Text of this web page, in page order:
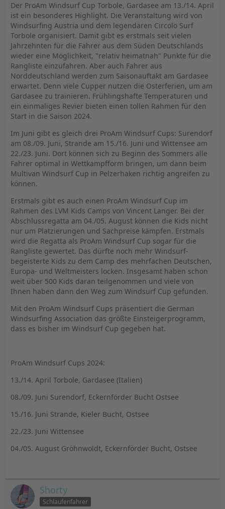
Der ProAm Windsurf Cup Torbole, Gardasee am 13./14. April
ist ein besonderes Highlight. Die Veranstaltung wird von
Windsurfing Austria und dem legendären Circolo Surf
Torbole organisiert. Damit gibt es erstmals seit vielen
Jahrzehnten für die Fahrer aus dem Süden Deutschlands
wieder eine Möglichkeit, "relativ heimatnah" Punkte für die
Rangliste einzufahren. Aber auch Fahrer aus
Norddeutschland werden zum Saisonauftakt am Gardasee
erwartet. Denn viele Cupper nutzen die Osterferien, um am
Gardasee zu trainieren. Frühlingshafte Temperaturen und
ein einmaliges Revier bieten einen tollen Rahmen für den
Start in die Saison 2024.
Im Juni gibt es gleich drei ProAm Windsurf Cups: Surendorf
am 08./09. Juni, Strande am 15./16. Juni und Wittensee am
22./23. Juni. Dort können sich zu Beginn des Sommers alle
Fahrer optimal in Wettkampfform bringen, um dann beim
Multivan Windsurf Cup in Pelzerhaken richtig angreifen zu
können.
Erstmals gibt es auch einen ProAm Windsurf Cup im
Rahmen des LVM Kids Camps von Vincent Langer. Bei der
Abschlussregatta am 04./05. August können die Kids nicht
nur um Platzierungen und Sachpreise kämpfen. Erstmals
wird die Regatta als ProAm Windsurf Cup sogar für die
Rangliste gewertet. Das dürfte noch mehr Windsurf-
begeisterte Kids zu dem Camp des mehrfachen Deutschen,
Europa- und Weltmeisters locken. Insgesamt haben schon
weit über 500 Kids daran teilgenommen und viele von
Ihnen haben dann den Weg zum Windsurf Cup gefunden.
Mit den ProAm Windsurf Cups präsentiert die German
Windsurfing Association das größte Einsteigerprogramm,
dass es bisher im Windsurf Cup gegeben hat.
ProAm Windsurf Cups 2024:
13./14. April Torbole, Gardasee (Italien)
08./09. Juni Surendorf, Eckernförder Bucht Ostsee
15./16. Juni Strande, Kieler Bucht, Ostsee
22./23. Juni Wittensee
04./05. August Gröhnwoldt, Eckernförder Bucht, Ostsee ­ ­
Shorty
Schlaufenfahrer